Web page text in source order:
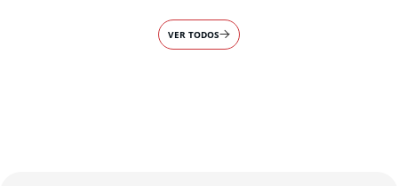
VER TODOS